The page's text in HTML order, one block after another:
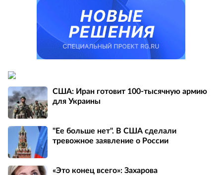
США: Иран готовит 100-тысячную армию
для Украины
"Ее больше нет". В США сделали
тревожное заявление о России
«Это конец всего»: Захарова